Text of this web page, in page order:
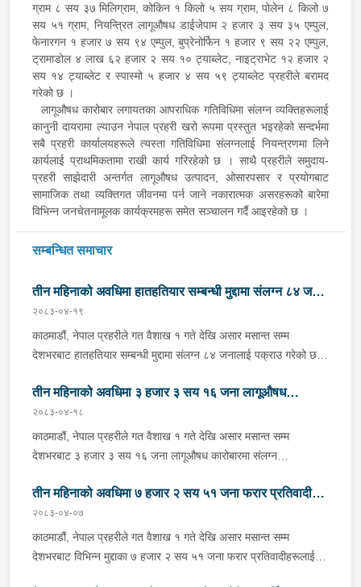
ग्राम ८ सय ३७ मिलिग्राम, कोकिन १ किलो ५ सय ग्राम, पोलेन ८ किलो ७
सय ५१ ग्राम, नियन्त्रित लागूऔषध डाईजेपाम २ हजार ३ सय ३५ एम्पुल,
फेनारगन १ हजार ७ सय ९४ एम्पुल, बुप्रेनोर्फिन १ हजार ९ सय २२ एम्पुल,
ट्रामाडोल ४ लाख ६२ हजार २ सय १० ट्याब्लेट, नाइट्राभेट १२ हजार २
सय १४ ट्याब्लेट र स्पास्मो ५ हजार ४ सय ५९ ट्याब्लेट प्रहरीले बरामद
गरेको छ ।
लागूऔषध कारोबार लगायतका आपराधिक गतिविधिमा संलग्न व्यक्तिहरूलाई
कानुनी दायरामा ल्याउन नेपाल प्रहरी खरो रूपमा प्रस्तुत भइरहेको सन्दर्भमा
सबै प्रहरी कार्यालयहरूले त्यस्ता गतिविधिमा संलग्नलाई नियन्त्रणमा लिने
कार्यलाई प्राथमिकतामा राखी कार्य गरिरहेको छ । साथै प्रहरीले समुदाय-
प्रहरी साझेदारी अन्तर्गत लागूऔषध उत्पादन, ओसारपसार र प्रयोगबाट
सामाजिक तथा व्यक्तिगत जीवनमा पर्न जाने नकारात्मक असरहरूको बारेमा
विभिन्न जनचेतनामूलक कार्यक्रमहरू समेत सञ्चालन गर्दै आइरहेको छ ।
सम्बन्धित समाचार
तीन महिनाको अवधिमा हातहतियार सम्बन्धी मुद्दामा संलग्न ८४ जना
पक्राउ
२०८३-०४-१९
काठमाडौं, नेपाल प्रहरीले गत वैशाख १ गते देखि असार मसान्त सम्म
देशभरबाट हातहतियार सम्बन्धी मुद्दामा संलग्न ८४ जनालाई पक्राउ गरेको छ ।
११ जना, बागमती प्रदेशबाट ५ जना, गण्डकी प्रदेशबाट १८ जना, लुम्बिनी
प्रदेशबाट १३ जना, कर्णाली प्रदेशबाट १० जना र सुदूरपश्चिम प्रदेशबाट ५
जना पक्राउ परेका हुन् । पक्राउ परेका व्यक्तिहरूबाट चाईनिज पेस्तोल २
थान, पेस्तोल २ थान, रिभल्वर १ थान, कटुवा पेस्तोल ९ थान, भरूवा बन्दुक
बरामद भएको छ । साथै उनीहरूबाट चाईनिज पेस्तोलको गोली ४ राउण्ड,
एसएलआरको गोली २ सय ६३ राउण्ड, कटुवा पेस्तोलको १४ राउण्ड र विभिन्न
बन्दुकमा लाग्ने गोली ७० राउण्ड समेत बरामद भएको छ ।अवैध हातहतियार
कारोबारी तथा प्रयोगकर्तालाई पक्राउ गरी कानुनी दायरामा ल्याई अपराधमुक्त
समाज निर्माण र अपराध नियन्त्रणका लागि नेपाल प्रहरीले सदैव क्रियाशील छ
तीन महिनाको अवधिमा ३ हजार ३ सय १६ जना लागूऔषध
कारोबारमा संलग्न व्यक्तिहरू पक्राउ
२०८३-०४-१८
काठमाडौं, नेपाल प्रहरीले गत वैशाख १ गते देखि असार मसान्त सम्म
देशभरबाट ३ हजार ३ सय १६ जना लागूऔषध कारोबारमा संलग्न
कोशी प्रदेशबाट ७ सय १३ जना, मधेश प्रदेशबाट २ सय ५५ जना, बागमती
प्रदेशबाट ४ सय २८ जना, गण्डकी प्रदेशबाट १ सय ८९ जना, लुम्बिनी
प्रदेशबाट ५ सय ११ जना, कर्णाली प्रदेशबाट १ सय २१ जना, सुदूरपश्चिम
प्रदेशबाट ४ सय ५७ जना र लागूऔषध नियन्त्रण ब्यूरोबाट १ सय ३१ जना
तीन महिनाको अवधिमा ७ हजार २ सय ५१ जना फरार प्रतिवादीहरू
पक्राउ
२०८३-०४-०७
काठमाडौं, नेपाल प्रहरीले गत वैशाख १ गते देखि असार मसान्त सम्म
देशभरबाट विभिन्न मुद्दाका ७ हजार २ सय ५१ जना फरार प्रतिवादीहरूलाई